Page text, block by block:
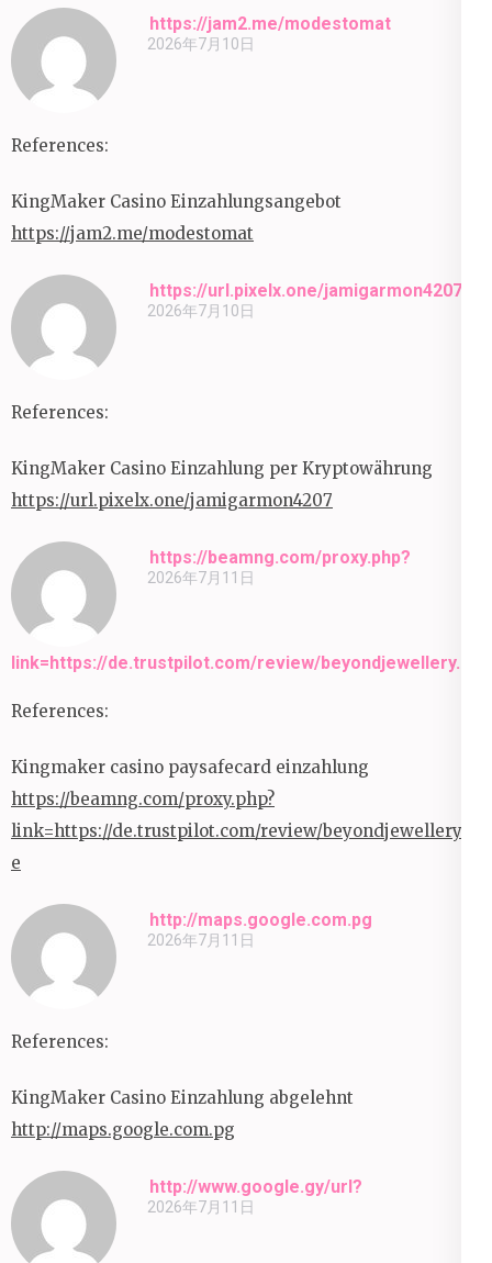
https://jam2.me/modestomat
2026年7月10日
References:
KingMaker Casino Einzahlungsangebot
https://jam2.me/modestomat
https://url.pixelx.one/jamigarmon4207
2026年7月10日
References:
KingMaker Casino Einzahlung per Kryptowährung
https://url.pixelx.one/jamigarmon4207
https://beamng.com/proxy.php?
link=https://de.trustpilot.com/review/beyondjewellery.de
2026年7月11日
References:
Kingmaker casino paysafecard einzahlung
https://beamng.com/proxy.php?
link=https://de.trustpilot.com/review/beyondjewellery.d
e
http://maps.google.com.pg
2026年7月11日
References:
KingMaker Casino Einzahlung abgelehnt
http://maps.google.com.pg
http://www.google.gy/url?
2026年7月11日